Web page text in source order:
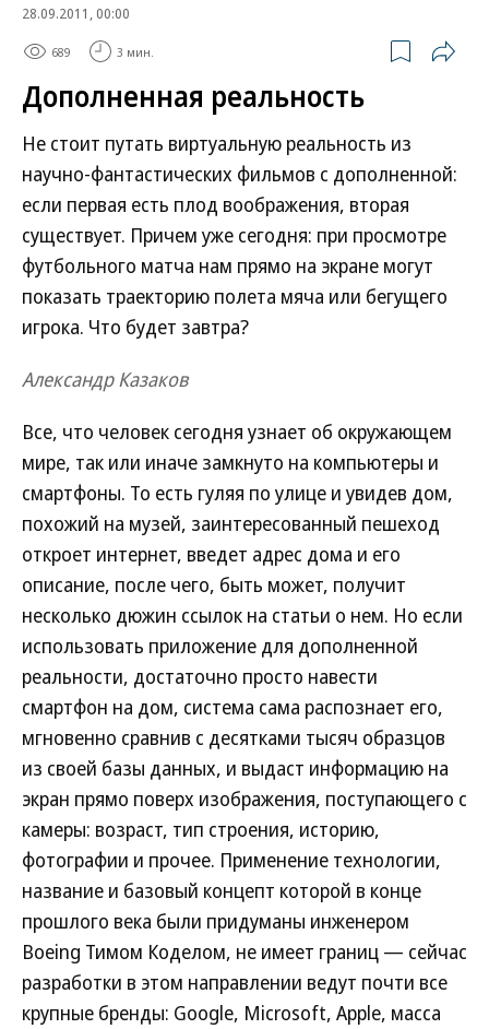
28.09.2011, 00:00
689 3 мин.
Дополненная реальность
Не стоит путать виртуальную реальность из
научно-фантастических фильмов с дополненной:
если первая есть плод воображения, вторая
существует. Причем уже сегодня: при просмотре
футбольного матча нам прямо на экране могут
показать траекторию полета мяча или бегущего
игрока. Что будет завтра?
Александр Казаков
Все, что человек сегодня узнает об окружающем
мире, так или иначе замкнуто на компьютеры и
смартфоны. То есть гуляя по улице и увидев дом,
похожий на музей, заинтересованный пешеход
откроет интернет, введет адрес дома и его
описание, после чего, быть может, получит
несколько дюжин ссылок на статьи о нем. Но если
использовать приложение для дополненной
реальности, достаточно просто навести
смартфон на дом, система сама распознает его,
мгновенно сравнив с десятками тысяч образцов
из своей базы данных, и выдаст информацию на
экран прямо поверх изображения, поступающего с
камеры: возраст, тип строения, историю,
фотографии и прочее. Применение технологии,
название и базовый концепт которой в конце
прошлого века были придуманы инженером
Boeing Тимом Коделом, не имеет границ — сейчас
разработки в этом направлении ведут почти все
крупные бренды: Google, Microsoft, Apple, масса